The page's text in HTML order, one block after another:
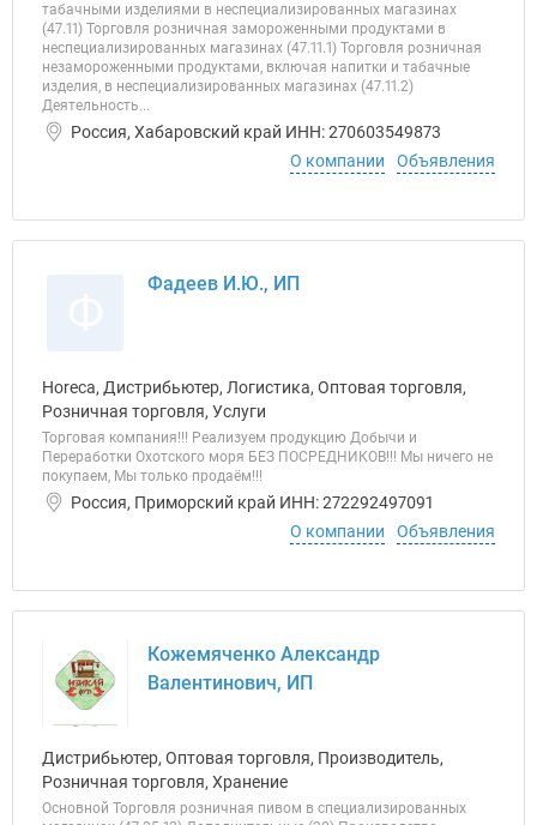
табачными изделиями в неспециализированных магазинах
(47.11) Торговля розничная замороженными продуктами в
неспециализированных магазинах (47.11.1) Торговля розничная
незамороженными продуктами, включая напитки и табачные
изделия, в неспециализированных магазинах (47.11.2)
Деятельность...
Россия, Хабаровский край ИНН: 270603549873
О компании
Объявления
Фадеев И.Ю., ИП
Horeca, Дистрибьютер, Логистика, Оптовая торговля,
Розничная торговля, Услуги
Торговая компания!!! Реализуем продукцию Добычи и
Переработки Охотского моря БЕЗ ПОСРЕДНИКОВ!!! Мы ничего не
покупаем, Мы только продаём!!!
Россия, Приморский край ИНН: 272292497091
О компании
Объявления
Кожемяченко Александр
Валентинович, ИП
Дистрибьютер, Оптовая торговля, Производитель,
Розничная торговля, Хранение
Основной Торговля розничная пивом в специализированных